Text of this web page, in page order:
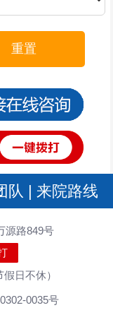
重置
队 | 来院路线
源路849号
日不休）
0035号